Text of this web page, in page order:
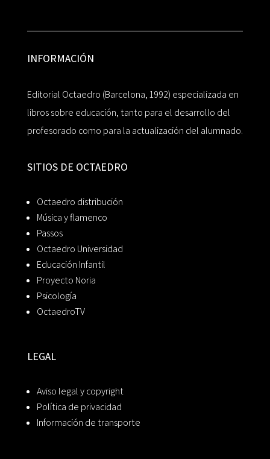
INFORMACIÓN
Editorial Octaedro (Barcelona, 1992) especializada en
libros sobre educación, tanto para el desarrollo del
profesorado como para la actualización del alumnado.
SITIOS DE OCTAEDRO
Octaedro distribución
Música y flamenco
Passos
Octaedro Universidad
Educación Infantil
Proyecto Noria
Psicología
OctaedroTV
LEGAL
Aviso legal y copyright
Política de privacidad
Información de transporte